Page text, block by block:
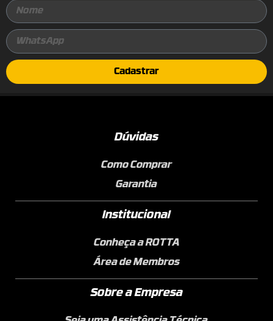
Cadastrar
Dúvidas
Como Comprar
Garantia
Institucional
Conheça a ROTTA
Área de Membros
Sobre a Empresa